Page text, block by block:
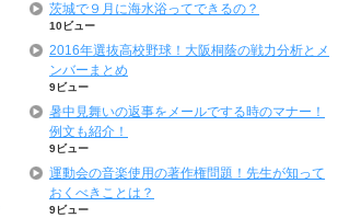
茨城で９月に海水浴ってできるの？
10ビュー
2016年選抜高校野球！大阪桐蔭の戦力分析とメ
ンバーまとめ
9ビュー
暑中見舞いの返事をメールでする時のマナー！
例文も紹介！
9ビュー
運動会の音楽使用の著作権問題！先生が知って
おくべきことは？
9ビュー